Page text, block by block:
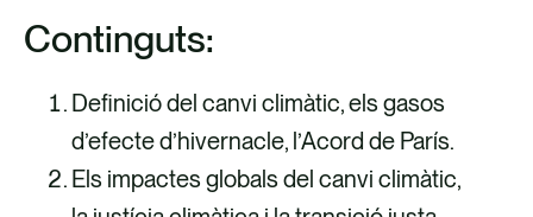
Continguts:
Definició del canvi climàtic, els gasos
d’efecte d’hivernacle, l’Acord de París.​
Els impactes globals del canvi climàtic,